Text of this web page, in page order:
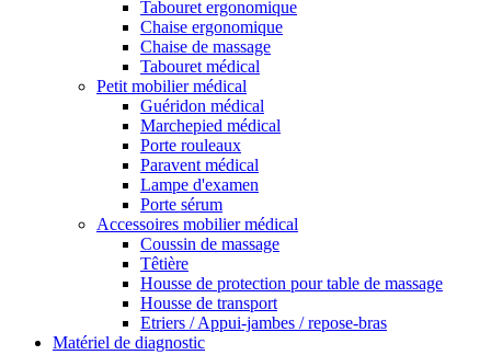
Tabouret ergonomique
Chaise ergonomique
Chaise de massage
Tabouret médical
Petit mobilier médical
Guéridon médical
Marchepied médical
Porte rouleaux
Paravent médical
Lampe d'examen
Porte sérum
Accessoires mobilier médical
Coussin de massage
Têtière
Housse de protection pour table de massage
Housse de transport
Etriers / Appui-jambes / repose-bras
Matériel de diagnostic